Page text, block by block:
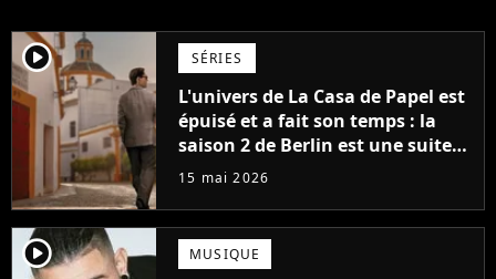
player2 SÉRIES
L'univers de La Casa de Papel est
épuisé et a fait son temps : la
saison 2 de Berlin est une suite
décevante qui ne fait pas
15 mai 2026
player2 MUSIQUE